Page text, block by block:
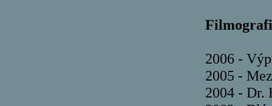
2006 -
2005 -
2004 - Dr.